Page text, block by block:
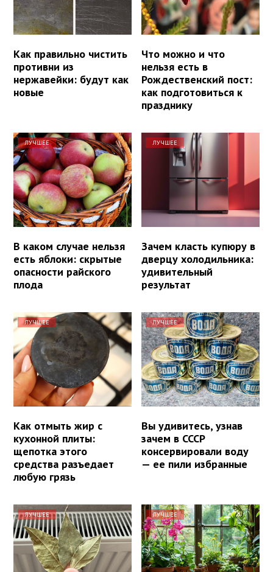
Как правильно чистить
противни из
нержавейки: будут как
новые
Что можно и что
нельзя есть в
Рождественский пост:
как подготовиться к
празднику
ЛУЧШЕЕ
В каком случае нельзя
есть яблоки: скрытые
опасности райского
плода
ЛУЧШЕЕ
Зачем класть купюру в
дверцу холодильника:
удивительный
результат
ЛУЧШЕЕ
Как отмыть жир с
кухонной плиты:
щепотка этого
средства разъедает
любую грязь
ЛУЧШЕЕ
Вы удивитесь, узнав
зачем в СССР
консервировали воду
— ее пили избранные
ЛУЧШЕЕ ЛУЧШЕЕ